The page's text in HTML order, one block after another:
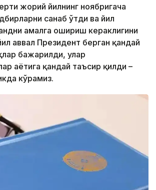
жорий йилнинг ноябригача
санаб ўтди ва йил
амалга ошириш кераклигини
аввал Президент берган қандай
бажарилди, улар
ҳаётига қандай таъсир қилди –
кўрамиз.